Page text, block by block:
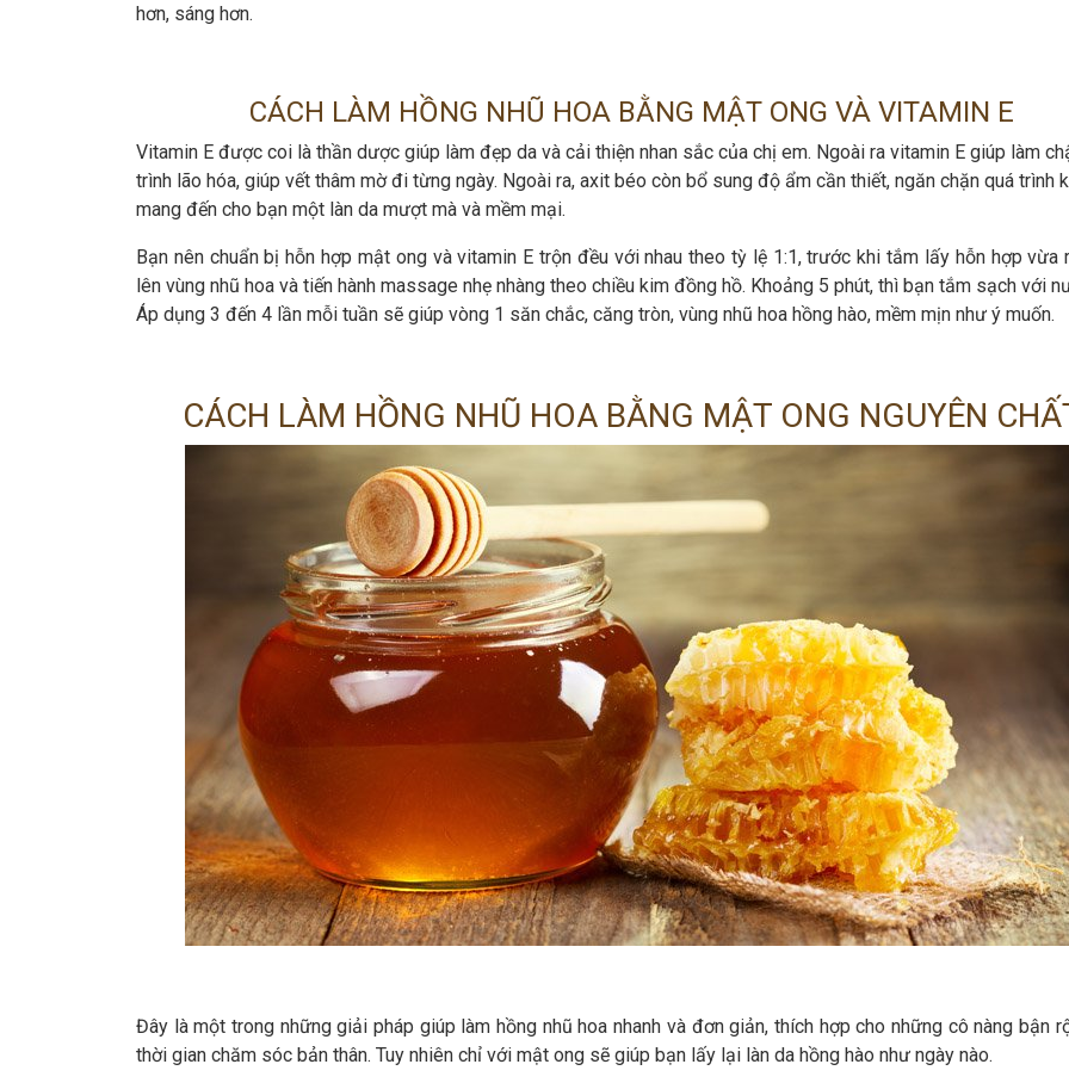
hơn, sáng hơn.
CÁCH LÀM HỒNG NHŨ HOA BẰNG MẬT ONG VÀ VITAMIN E
Vitamin E được coi là thần dược giúp làm đẹp da và cải thiện nhan sắc của chị em. Ngoài ra vitamin E giúp làm
trình lão hóa, giúp vết thâm mờ đi từng ngày. Ngoài ra, axit béo còn bổ sung độ ẩm cần thiết, ngăn chặn quá trình
mang đến cho bạn một làn da mượt mà và mềm mại.
Bạn nên chuẩn bị hỗn hợp mật ong và vitamin E trộn đều với nhau theo tỳ lệ 1:1, trước khi tắm lấy hỗn hợp vừa
lên vùng nhũ hoa và tiến hành massage nhẹ nhàng theo chiều kim đồng hồ. Khoảng 5 phút, thì bạn tắm sạch với
Áp dụng 3 đến 4 lần mỗi tuần sẽ giúp vòng 1 săn chắc, căng tròn, vùng nhũ hoa hồng hào, mềm mịn như ý muốn.
CÁCH LÀM HỒNG NHŨ HOA BẰNG MẬT ONG NGUYÊN
Đây là một trong những giải pháp giúp làm hồng nhũ hoa nhanh và đơn giản, thích hợp cho những cô nàng bận
thời gian chăm sóc bản thân. Tuy nhiên chỉ với mật ong sẽ giúp bạn lấy lại làn da hồng hào như ngày nào.